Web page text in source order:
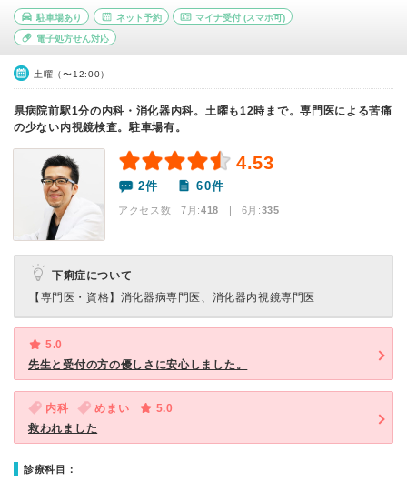
駐車場あり ネット予約 マイナ受付 (スマホ可)
電子処方せん対応
土曜（〜12:00）
県病院前駅1分の内科・消化器内科。土曜も12時まで。専門医による苦痛
の少ない内視鏡検査。駐車場有。
4.53
2件 60件
アクセス数 7月:418 | 6月:335
下痢症について
【専門医・資格】 消化器病専門医、消化器内視鏡専門医
5.0
先生と受付の方の優しさに安心しました。
内科 めまい
5.0
救われました
診療科目：